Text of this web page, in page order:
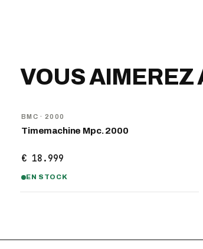
VOUS AIMEREZ
BMC · 2000
Timemachine Mpc. 2000
€ 18.999
EN STOCK